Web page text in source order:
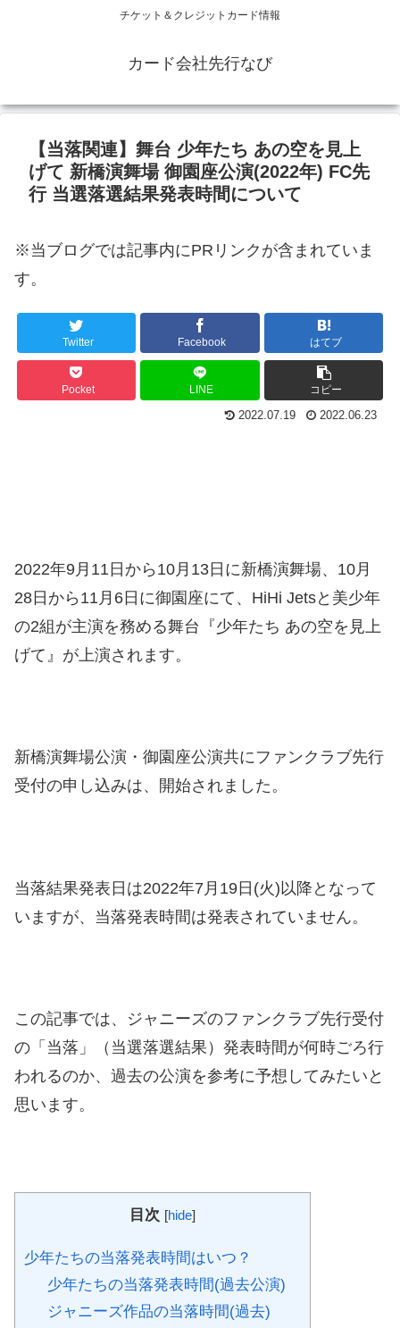
チケット＆クレジットカード情報
カード会社先行なび
【当落関連】舞台 少年たち あの空を見上
げて 新橋演舞場 御園座公演(2022年) FC先
行 当選落選結果発表時間について
※当ブログでは記事内にPRリンクが含まれていま
す。
Twitter Facebook はてブ
Pocket LINE コピー
2022.07.19 2022.06.23
2022年9月11日から10月13日に新橋演舞場、10月
28日から11月6日に御園座にて、HiHi Jetsと美少年
の2組が主演を務める舞台『少年たち あの空を見上
げて』が上演されます。
新橋演舞場公演・御園座公演共にファンクラブ先行
受付の申し込みは、開始されました。
当落結果発表日は2022年7月19日(火)以降となって
いますが、当落発表時間は発表されていません。
この記事では、ジャニーズのファンクラブ先行受付
の「当落」（当選落選結果）発表時間が何時ごろ行
われるのか、過去の公演を参考に予想してみたいと
思います。
目次 [hide]
少年たちの当落発表時間はいつ？
少年たちの当落発表時間(過去公演)
ジャニーズ作品の当落時間(過去)